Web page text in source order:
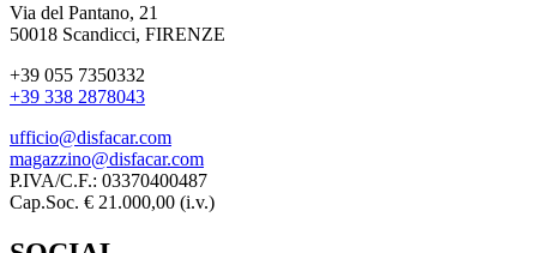
Via del Pantano, 21
50018 Scandicci, FIRENZE
+39 055 7350332
+39 338 2878043
ufficio@disfacar.com
magazzino@disfacar.com
P.IVA/C.F.: 03370400487
Cap.Soc. € 21.000,00 (i.v.)